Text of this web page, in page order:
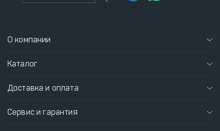
О компании
Каталог
Доставка и оплата
Сервис и гарантия